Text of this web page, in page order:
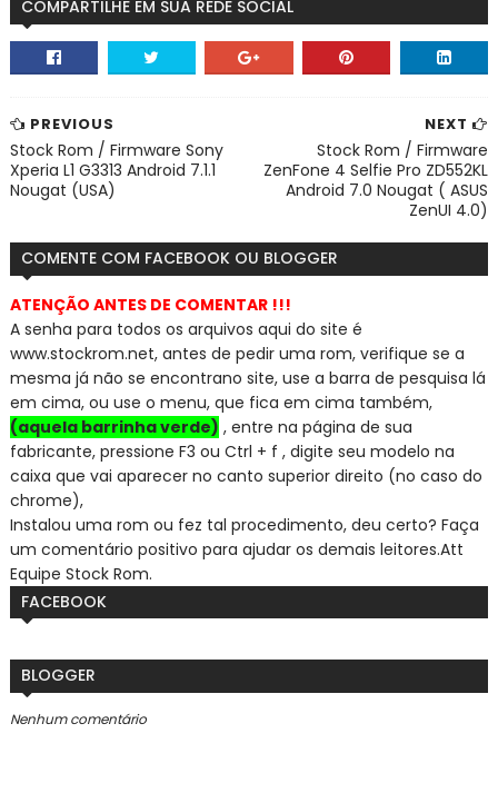
COMPARTILHE EM SUA REDE SOCIAL
NEXT
Stock Rom / Firmware
ZenFone 4 Selfie Pro ZD552KL
Android 7.0 Nougat ( ASUS
ZenUI 4.0)
PREVIOUS
Stock Rom / Firmware Sony
Xperia L1 G3313 Android 7.1.1
Nougat (USA)
COMENTE COM FACEBOOK OU BLOGGER
ATENÇÃO ANTES DE COMENTAR !!!
A senha para todos os arquivos aqui do site é
www.stockrom.net, antes de pedir uma rom, verifique se a
mesma já não se encontrano site, use a barra de pesquisa lá
em cima, ou use o menu, que fica em cima também,
(aquela barrinha verde) , entre na página de sua
fabricante, pressione F3 ou Ctrl + f , digite seu modelo na
caixa que vai aparecer no canto superior direito (no caso do
chrome),
Instalou uma rom ou fez tal procedimento, deu certo? Faça
um comentário positivo para ajudar os demais leitores.Att
Equipe Stock Rom.
FACEBOOK
BLOGGER
Nenhum comentário